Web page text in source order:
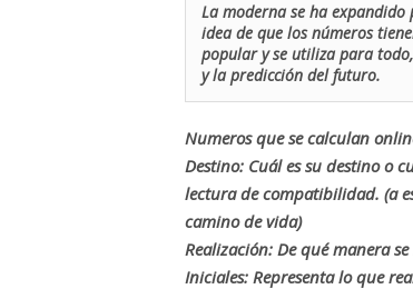
La moderna se ha expandido
idea de que los números
popular y se utiliza para
y la predicción del futuro.
Numeros que se calculan
Destino: Cuál es su destino o
lectura de compatibilidad. (a
camino de vida)
Realización: De qué manera
Iniciales: Representa lo que